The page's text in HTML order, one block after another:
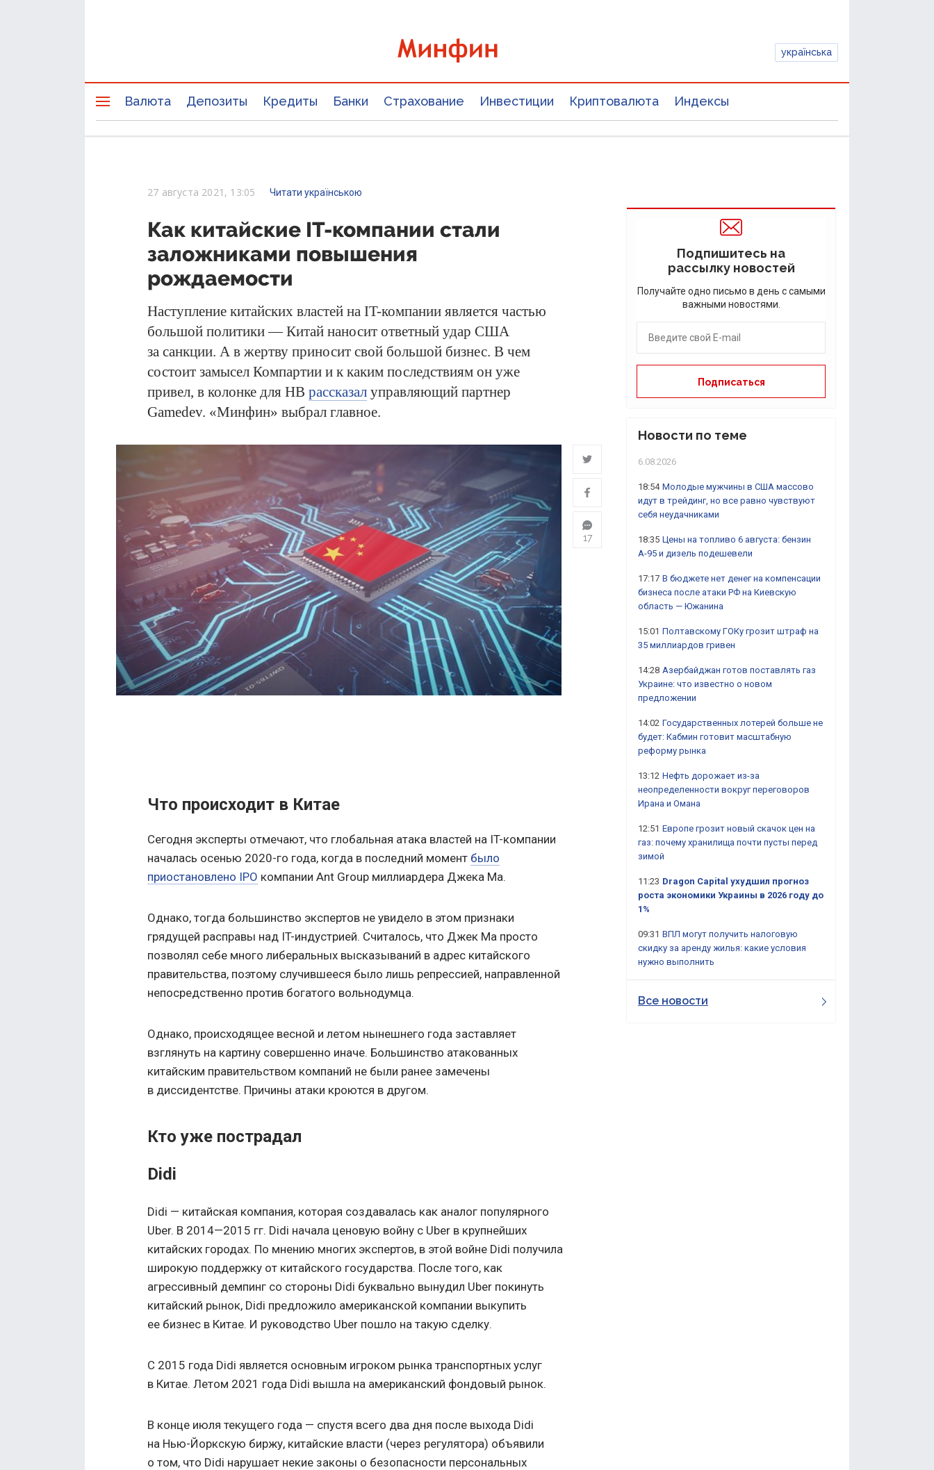
українська
Валюта Депозиты Кредиты Банки Страхование Инвестиции Криптовалюта Индексы
27 августа 2021, 13:05 Читати українською
Как китайские IT-компании стали
заложниками повышения
рождаемости
Наступление китайских властей на IT-компании является частью
большой политики — Китай наносит ответный удар США
за санкции. А в жертву приносит свой большой бизнес. В чем
состоит замысел Компартии и к каким последствиям он уже
привел, в колонке для НВ рассказал управляющий партнер
Gamedev. «Минфин» выбрал главное.
17
Что происходит в Китае
Сегодня эксперты отмечают, что глобальная атака властей на IT-компании
началась осенью 2020-го года, когда в последний момент было
приостановлено IPO компании Ant Group миллиардера Джека Ма.
Однако, тогда большинство экспертов не увидело в этом признаки
грядущей расправы над IT-индустрией. Считалось, что Джек Ма просто
позволял себе много либеральных высказываний в адрес китайского
правительства, поэтому случившееся было лишь репрессией, направленной
непосредственно против богатого вольнодумца.
Однако, происходящее весной и летом нынешнего года заставляет
взглянуть на картину совершенно иначе. Большинство атакованных
китайским правительством компаний не были ранее замечены
в диссидентстве. Причины атаки кроются в другом.
Кто уже пострадал
Didi
Didi — китайская компания, которая создавалась как аналог популярного
Uber. В 2014—2015 гг. Didi начала ценовую войну с Uber в крупнейших
китайских городах. По мнению многих экспертов, в этой войне Didi получила
широкую поддержку от китайского государства. После того, как
агрессивный демпинг со стороны Didi буквально вынудил Uber покинуть
китайский рынок, Didi предложило американской компании выкупить
ее бизнес в Китае. И руководство Uber пошло на такую сделку.
С 2015 года Didi является основным игроком рынка транспортных услуг
в Китае. Летом 2021 года Didi вышла на американский фондовый рынок.
В конце июля текущего года — спустя всего два дня после выхода Didi
на Нью-Йоркскую биржу, китайские власти (через регулятора) объявили
о том, что Didi нарушает некие законы о безопасности персональных
Подпишитесь на
рассылку новостей
Получайте одно письмо в день с самыми
важными новостями.
Новости по теме
6.08.2026
18:54 Молодые мужчины в США массово
идут в трейдинг, но все равно чувствуют
себя неудачниками
18:35 Цены на топливо 6 августа: бензин
А-95 и дизель подешевели
17:17 В бюджете нет денег на компенсации
бизнеса после атаки РФ на Киевскую
область — Южанина
15:01 Полтавскому ГОКу грозит штраф на
35 миллиардов гривен
14:28 Азербайджан готов поставлять газ
Украине: что известно о новом
предложении
14:02 Государственных лотерей больше не
будет: Кабмин готовит масштабную
реформу рынка
13:12 Нефть дорожает из-за
неопределенности вокруг переговоров
Ирана и Омана
12:51 Европе грозит новый скачок цен на
газ: почему хранилища почти пусты перед
зимой
11:23 Dragon Capital ухудшил прогноз
роста экономики Украины в 2026 году до
1%
09:31 ВПЛ могут получить налоговую
скидку за аренду жилья: какие условия
нужно выполнить
Все новости